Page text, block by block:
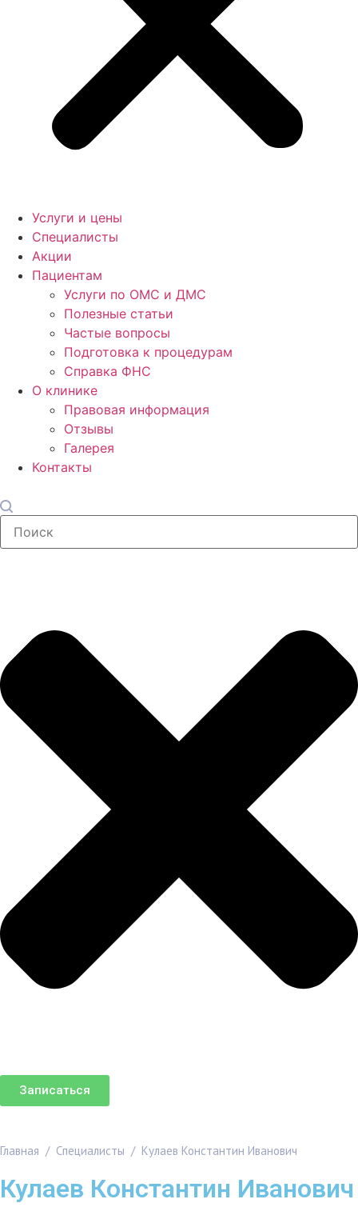
Услуги и цены
Специалисты
Акции
Пациентам
Услуги по ОМС и ДМС
Полезные статьи
Частые вопросы
Подготовка к процедурам
Справка ФНС
О клинике
Правовая информация
Отзывы
Галерея
Контакты
Записаться
Главная / Специалисты / Кулаев Константин Иванович
Кулаев Константин Иванович